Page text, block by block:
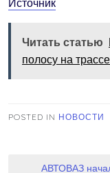
Источник
Читать статью
полосу на
POSTED IN НОВОСТИ
АВТОВАЗ